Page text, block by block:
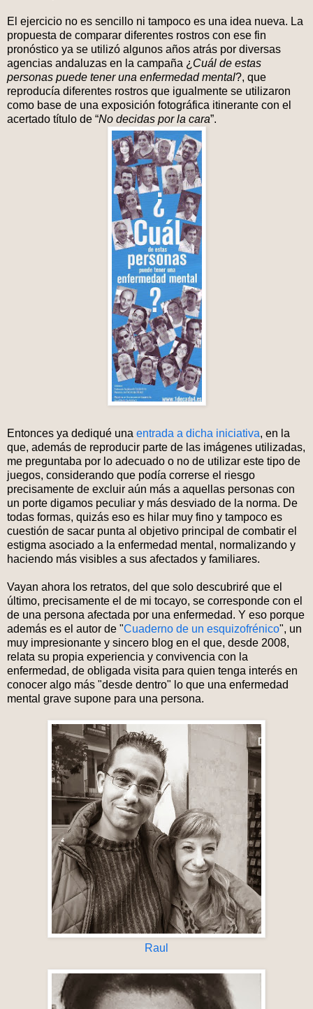
El ejercicio no es sencillo ni tampoco es una idea nueva. La
propuesta de comparar diferentes rostros con ese fin
pronóstico ya se utilizó algunos años atrás por diversas
agencias andaluzas en la campaña ¿ Cuál de estas
personas puede tener una enfermedad mental?, que
reproducía diferentes rostros que igualmente se utilizaron
como base de una exposición fotográfica itinerante con el
acertado título de “No decidas por la cara”.
Entonces ya dediqué una entrada a dicha iniciativa, en la
que, además de reproducir parte de las imágenes utilizadas,
me preguntaba por lo adecuado o no de utilizar este tipo de
juegos, considerando que podía correrse el riesgo
precisamente de excluir aún más a aquellas personas con
un porte digamos peculiar y más desviado de la norma. De
todas formas, quizás eso es hilar muy fino y tampoco es
cuestión de sacar punta al objetivo principal de combatir el
estigma asociado a la enfermedad mental, normalizando y
haciendo más visibles a sus afectados y familiares.
Vayan ahora los retratos, del que solo descubriré que el
último, precisamente el de mi tocayo, se corresponde con el
de una persona afectada por una enfermedad. Y eso porque
además es el autor de "Cuaderno de un esquizofrénico", un
muy impresionante y sincero blog en el que, desde 2008,
relata su propia experiencia y convivencia con la
enfermedad, de obligada visita para quien tenga interés en
conocer algo más "desde dentro" lo que una enfermedad
mental grave supone para una persona.
Raul